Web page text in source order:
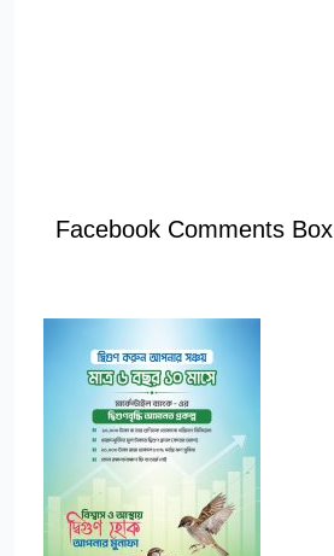
Facebook Comments Box